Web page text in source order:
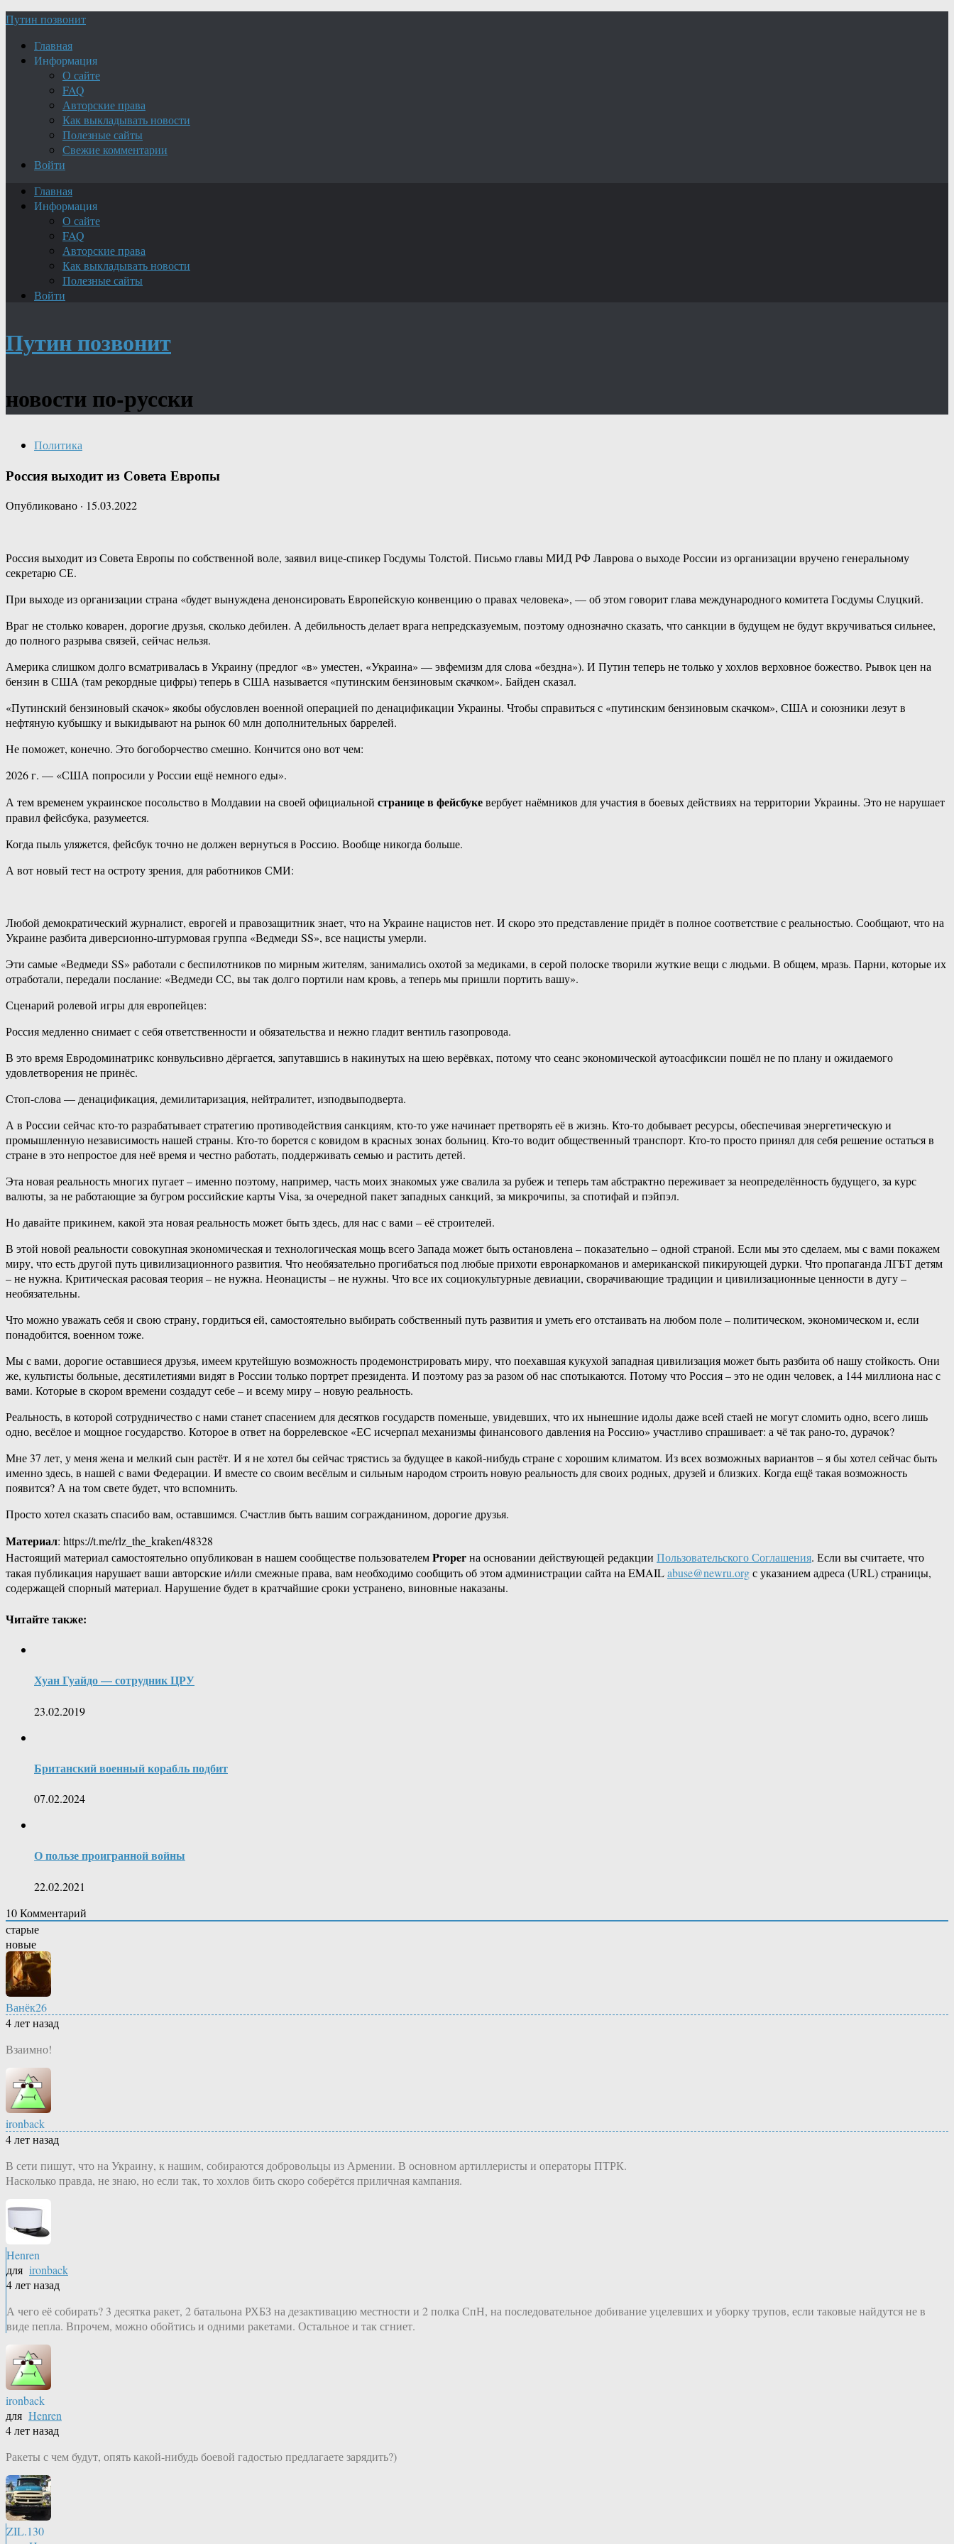
Путин позвонит
Главная
Информация
О сайте
FAQ
Авторские права
Как выкладывать новости
Полезные сайты
Свежие комментарии
Войти
Главная
Информация
О сайте
FAQ
Авторские права
Как выкладывать новости
Полезные сайты
Войти
Путин позвонит
новости по-русски
Политика
Россия выходит из Совета Европы
Опубликовано · 15.03.2022
Россия выходит из Совета Европы по собственной воле, заявил вице-спикер Госдумы Толстой. Письмо главы МИД РФ Лаврова о выходе России из организации вручено генеральному
секретарю СЕ.
При выходе из организации страна «будет вынуждена денонсировать Европейскую конвенцию о правах человека», — об этом говорит глава международного комитета Госдумы Слуцкий.
Враг не столько коварен, дорогие друзья, сколько дебилен. А дебильность делает врага непредсказуемым, поэтому однозначно сказать, что санкции в будущем не будут вкручиваться сильнее,
до полного разрыва связей, сейчас нельзя.
Америка слишком долго всматривалась в Украину (предлог «в» уместен, «Украина» — эвфемизм для слова «бездна»). И Путин теперь не только у хохлов верховное божество. Рывок цен на
бензин в США (там рекордные цифры) теперь в США называется «путинским бензиновым скачком». Байден сказал.
«Путинский бензиновый скачок» якобы обусловлен военной операцией по денацификации Украины. Чтобы справиться с «путинским бензиновым скачком», США и союзники лезут в
нефтяную кубышку и выкидывают на рынок 60 млн дополнительных баррелей.
Не поможет, конечно. Это богоборчество смешно. Кончится оно вот чем:
2026 г. — «США попросили у России ещё немного еды».
А тем временем украинское посольство в Молдавии на своей официальной странице в фейсбукевербует наёмников для участия в боевых действиях на территории Украины. Это не нарушает
правил фейсбука, разумеется.
Когда пыль уляжется, фейсбук точно не должен вернуться в Россию. Вообще никогда больше.
А вот новый тест на остроту зрения, для работников СМИ:
Любой демократический журналист, еврогей и правозащитник знает, что на Украине нацистов нет. И скоро это представление придёт в полное соответствие с реальностью. Сообщают, что на
Украине разбита диверсионно-штурмовая группа «Ведмеди SS», все нацисты умерли.
Эти самые «Ведмеди SS» работали с беспилотников по мирным жителям, занимались охотой за медиками, в серой полоске творили жуткие вещи с людьми. В общем, мразь. Парни, которые их
отработали, передали послание: «Ведмеди СС, вы так долго портили нам кровь, а теперь мы пришли портить вашу».
Сценарий ролевой игры для европейцев:
Россия медленно снимает с себя ответственности и обязательства и нежно гладит вентиль газопровода.
В это время Евродоминатрикс конвульсивно дёргается, запутавшись в накинутых на шею верёвках, потому что сеанс экономической аутоасфиксии пошёл не по плану и ожидаемого
удовлетворения не принёс.
Стоп-слова — денацификация, демилитаризация, нейтралитет, изподвыподверта.
А в России сейчас кто-то разрабатывает стратегию противодействия санкциям, кто-то уже начинает претворять её в жизнь. Кто-то добывает ресурсы, обеспечивая энергетическую и
промышленную независимость нашей страны. Кто-то борется с ковидом в красных зонах больниц. Кто-то водит общественный транспорт. Кто-то просто принял для себя решение остаться в
стране в это непростое для неё время и честно работать, поддерживать семью и растить детей.
Эта новая реальность многих пугает – именно поэтому, например, часть моих знакомых уже свалила за рубеж и теперь там абстрактно переживает за неопределённость будущего, за курс
валюты, за не работающие за бугром российские карты Visa, за очередной пакет западных санкций, за микрочипы, за спотифай и пэйпэл.
Но давайте прикинем, какой эта новая реальность может быть здесь, для нас с вами – её строителей.
В этой новой реальности совокупная экономическая и технологическая мощь всего Запада может быть остановлена – показательно – одной страной. Если мы это сделаем, мы с вами покажем
миру, что есть другой путь цивилизационного развития. Что необязательно прогибаться под любые прихоти евронаркоманов и американской пикирующей дурки. Что пропаганда ЛГБТ детям
– не нужна. Критическая расовая теория – не нужна. Неонацисты – не нужны. Что все их социокультурные девиации, сворачивающие традиции и цивилизационные ценности в дугу –
необязательны.
Что можно уважать себя и свою страну, гордиться ей, самостоятельно выбирать собственный путь развития и уметь его отстаивать на любом поле – политическом, экономическом и, если
понадобится, военном тоже.
Мы с вами, дорогие оставшиеся друзья, имеем крутейшую возможность продемонстрировать миру, что поехавшая кукухой западная цивилизация может быть разбита об нашу стойкость. Они
же, культисты больные, десятилетиями видят в России только портрет президента. И поэтому раз за разом об нас спотыкаются. Потому что Россия – это не один человек, а 144 миллиона нас с
вами. Которые в скором времени создадут себе – и всему миру – новую реальность.
Реальность, в которой сотрудничество с нами станет спасением для десятков государств поменьше, увидевших, что их нынешние идолы даже всей стаей не могут сломить одно, всего лишь
одно, весёлое и мощное государство. Которое в ответ на боррелевское «ЕС исчерпал механизмы финансового давления на Россию» участливо спрашивает: а чё так рано-то, дурачок?
Мне 37 лет, у меня жена и мелкий сын растёт. И я не хотел бы сейчас трястись за будущее в какой-нибудь стране с хорошим климатом. Из всех возможных вариантов – я бы хотел сейчас быть
именно здесь, в нашей с вами Федерации. И вместе со своим весёлым и сильным народом строить новую реальность для своих родных, друзей и близких. Когда ещё такая возможность
появится? А на том свете будет, что вспомнить.
Просто хотел сказать спасибо вам, оставшимся. Счастлив быть вашим согражданином, дорогие друзья.
Материал: https://t.me/rlz_the_kraken/48328
Настоящий материал самостоятельно опубликован в нашем сообществе пользователемProperна основании действующей редакции Пользовательского Соглашения. Если вы считаете, что
такая публикация нарушает ваши авторские и/или смежные права, вам необходимо сообщить об этом администрации сайта на EMAILabuse@newru.orgс указанием адреса (URL) страницы,
содержащей спорный материал. Нарушение будет в кратчайшие сроки устранено, виновные наказаны.
Читайте также:
Хуан Гуайдо — сотрудник ЦРУ
23.02.2019
Британский военный корабль подбит
07.02.2024
О пользе проигранной войны
22.02.2021
10Комментарий
старые
новые
Ванёк26
4 лет назад
Взаимно!
ironback
4 лет назад
В сети пишут, что на Украину, к нашим, собираются добровольцы из Армении. В основном артиллеристы и операторы ПТРК.
Насколько правда, не знаю, но если так, то хохлов бить скоро соберётся приличная кампания.
Henren
для ironback
4 лет назад
А чего её собирать? 3 десятка ракет, 2 батальона РХБЗ на дезактивацию местности и 2 полка СпН, на последовательное добивание уцелевших и уборку трупов, если таковые найдутся не в
виде пепла. Впрочем, можно обойтись и одними ракетами. Остальное и так сгниет.
ironback
для Henren
4 лет назад
Ракеты с чем будут, опять какой-нибудь боевой гадостью предлагаете зарядить?)
ZIL.130